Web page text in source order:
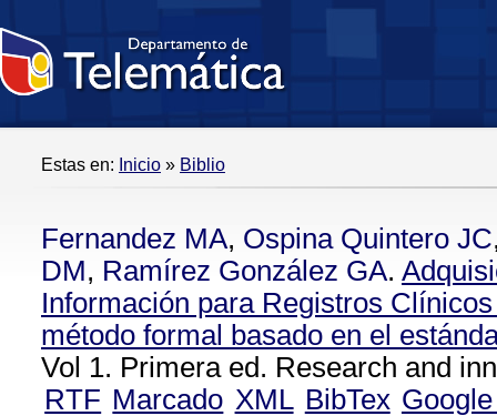
Estas en: Inicio » Biblio
Fernandez MA, Ospina Quintero JC
DM, Ramírez González GA.
Información para Registros
método formal basado en el
Vol 1. Primera ed. Research and
RTF Marcado XML BibTex